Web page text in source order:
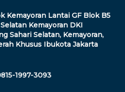
Kemayoran Lantai GF Blok B5
Kemayoran DKI
Sahari Selatan, Kemayoran,
Khusus Ibukota Jakarta
1997-3093